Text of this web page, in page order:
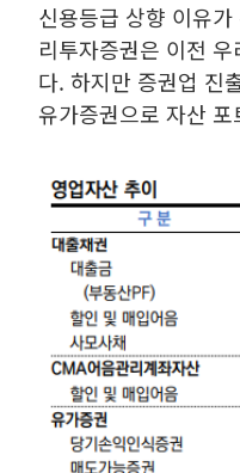
신용등급 상향 이유
리투자증권은 이전
다. 하지만 증권업 진
유가증권으로 자산